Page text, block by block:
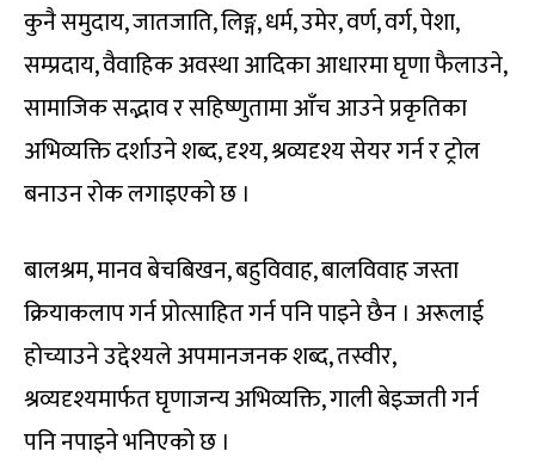
कुनै समुदाय, जातजाति, लिङ्ग, धर्म, उमेर, वर्ण, वर्ग, पेशा,
सम्प्रदाय, वैवाहिक अवस्था आदिका आधारमा घृणा फैलाउने,
सामाजिक सद्भाव र सहिष्णुतामा आँच आउने प्रकृतिका
अभिव्यक्ति दर्शाउने शब्द, दृश्य, श्रव्यदृश्य सेयर गर्न र ट्रोल
बनाउन रोक लगाइएको छ ।
बालश्रम, मानव बेचबिखन, बहुविवाह, बालविवाह जस्ता
क्रियाकलाप गर्न प्रोत्साहित गर्न पनि पाइने छैन । अरूलाई
होच्याउने उद्देश्यले अपमानजनक शब्द, तस्वीर,
श्रव्यदृश्यमार्फत घृणाजन्य अभिव्यक्ति, गाली बेइज्जती गर्न
पनि नपाइने भनिएको छ ।